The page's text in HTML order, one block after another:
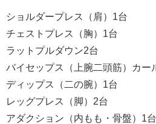
ショルダープレス（肩）1台
チェストプレス（胸）1台
ラットプルダウン2台
バイセップス（上腕二頭筋）カー
ディップス（二の腕）1台
レッグプレス（脚）2台
アダクション（内もも・骨盤）1台